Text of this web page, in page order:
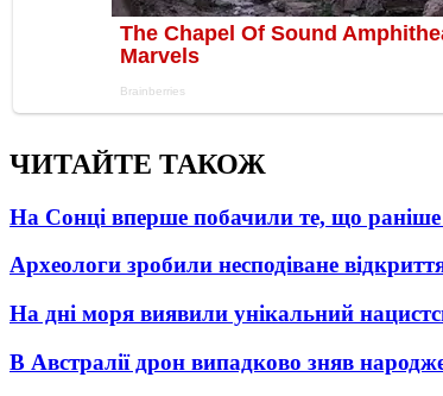
ЧИТАЙТЕ ТАКОЖ
На Сонці вперше побачили те, що раніше
Археологи зробили несподіване
На дні моря виявили унікальний
В Австралії дрон випадково зняв